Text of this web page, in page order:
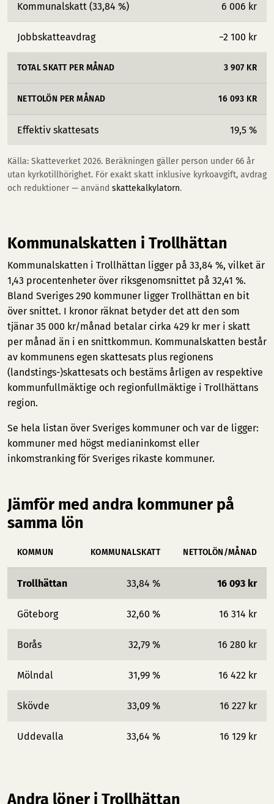
Kommunalskatt (33,84 %) 6 006 kr
Jobbskatteavdrag −2 100 kr
TOTAL SKATT PER MÅNAD 3 907 KR
NETTOLÖN PER MÅNAD 16 093 KR
Effektiv skattesats 19,5 %
Källa: Skatteverket 2026. Beräkningen gäller person under 66 år
utan kyrkotillhörighet. För exakt skatt inklusive kyrkoavgift, avdrag
och reduktioner — använd skattekalkylatorn.
Kommunalskatten i Trollhättan
Kommunalskatten i Trollhättan ligger på 33,84 %, vilket är
1,43 procentenheter över riksgenomsnittet på 32,41 %.
Bland Sveriges 290 kommuner ligger Trollhättan en bit
över snittet. I kronor räknat betyder det att den som
tjänar 35 000 kr/månad betalar cirka 429 kr mer i skatt
per månad än i en snittkommun. Kommunalskatten består
av kommunens egen skattesats plus regionens
(landstings-)skattesats och bestäms årligen av respektive
kommunfullmäktige och regionfullmäktige i Trollhättans
region.
Se hela listan över Sveriges kommuner och var de ligger:
kommuner med högst medianinkomst eller
inkomstranking för Sveriges rikaste kommuner.
Jämför med andra kommuner på
samma lön
KOMMUN KOMMUNALSKATT NETTOLÖN/MÅNAD
Trollhättan 33,84 % 16 093 kr
Göteborg 32,60 % 16 314 kr
Borås 32,79 % 16 280 kr
Mölndal 31,99 % 16 422 kr
Skövde 33,09 % 16 227 kr
Uddevalla 33,64 % 16 129 kr
Andra löner i Trollhättan